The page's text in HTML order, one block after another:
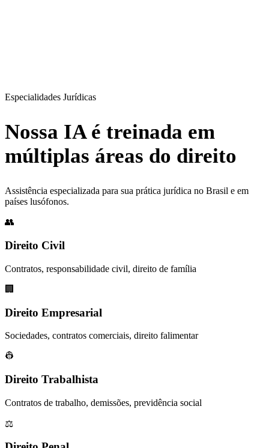
Especialidades Jurídicas
Nossa IA é treinada em
múltiplas áreas do direito
Assistência especializada para sua prática jurídica no Brasil e em
países lusófonos.
👥
Direito Civil
Contratos, responsabilidade civil, direito de família
🏢
Direito Empresarial
Sociedades, contratos comerciais, direito falimentar
👷
Direito Trabalhista
Contratos de trabalho, demissões, previdência social
⚖️